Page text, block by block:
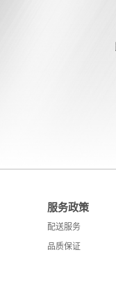
服务政策
配送服务
品质保证